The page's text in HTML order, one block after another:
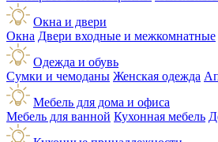
Окна и двери
Окна Двери входные и межкомнатные
Одежда и обувь
Сумки и чемоданы Женская одежда
Мебель для дома и офиса
Мебель для ванной Кухонная мебель